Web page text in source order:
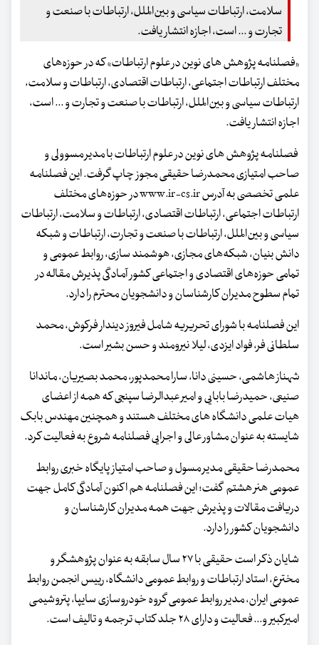
سلامت، ارتباطات سیاسی و بین‌الملل، ارتباطات با صنعت و
تجارت و ... است، اجازه انتشار یافت.
«فصلنامه پژوهش های نوین در علوم ارتباطات» که در حوزه‌های
مختلف ارتباطات اجتماعی، ارتباطات اقتصادی، ارتباطات و سلامت،
ارتباطات سیاسی و بین‌الملل، ارتباطات با صنعت و تجارت و ... است،
اجازه انتشار یافت.
فصلنامه پژوهش های نوین در علوم ارتباطات با مدیر مسوولی و
صاحب امتیازی محمدرضا حقیقی مجوز چاپ گرفت. این فصلنامه
علمی تخصصی به آدرس www.ir-cs.ir در حوزه‌های مختلف
ارتباطات اجتماعی، ارتباطات اقتصادی، ارتباطات و سلامت، ارتباطات
سیاسی و بین‌الملل، ارتباطات با صنعت و تجارت، ارتباطات و شبکه
دانش بنیان، شبکه‌های مجازی، هوشمند سازی، روابط عمومی و
تمامی حوزه‌های اقتصادی و اجتماعی کشور آمادگی پذیرش مقاله در
تمام سطوح مدیران کارشناسان و دانشجویان محترم را دارد.
این فصلنامه با شورای تحریریه شامل فیروز دیندار فرکوش، محمد
سلطانی فر، فواد ایزدی، لیلا نیرومند و حسن بشیر است.
شهناز هاشمی، حسینی دانا، سارا محمدپور، محمد بصیریان، ماندانا
صنیعی، حمیدرضا بابایی و امیر عبدالرضا سپنجی که همه از اعضای
هیات علمی دانشگاه های مختلف هستند و همچنین مهندس بابک
شایسته به عنوان مشاور عالی و اجرایی فصلنامه شروع به فعالیت کرد.
محمدرضا حقیقی مدیر مسول و صاحب امتیاز پایگاه خبری روابط
عمومی هنر هشتم گفت؛ این فصلنامه هم اکنون آمادگی کامل جهت
دریافت مقالات و پذیرش جهت همه مدیران کارشناسان و
دانشجویان کشور را دارد.
شایان ذکر است حقیقی با ۲۷ سال سابقه به عنوان پژوهشگر و
مخترع، استاد ارتباطات و روابط عمومی دانشگاه، رییس انجمن روابط
عمومی ایران، مدیر روابط عمومی گروه خودروسازی سایپا، پتروشیمی
امیرکبیر و... فعالیت و دارای ۲۸ جلد کتاب ترجمه و تالیف است.